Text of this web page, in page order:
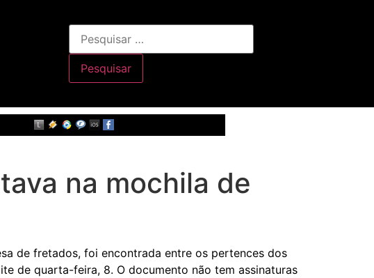
na mochila de
de fretados, foi encontrada entre os pertences dos
de quarta-feira, 8. O documento não tem assinaturas